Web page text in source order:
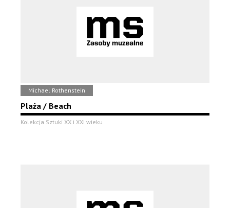
Michael Rothenstein
Plaża / Beach
Kolekcja Sztuki XX i XXI wieku